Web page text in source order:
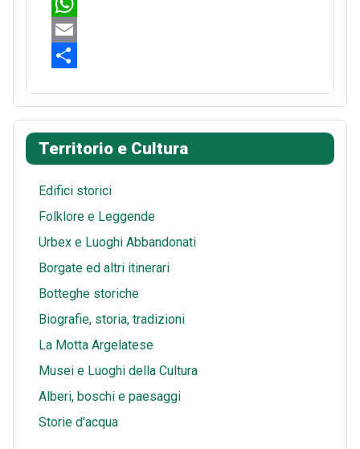
c
e
b
o
k
n
r
e
s
t
R
e
d
i
t
W
h
t
s
A
p
p
E
a
i
l
h
a
r
e
Territorio e Cultura
Edifici storici
Folklore e Leggende
Urbex e Luoghi Abbandonati
Borgate ed altri itinerari
Botteghe storiche
Biografie, storia, tradizioni
La Motta Argelatese
Musei e Luoghi della Cultura
Alberi, boschi e paesaggi
Storie d'acqua